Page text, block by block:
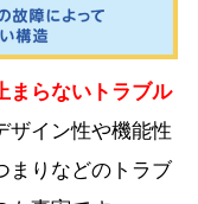
まらないトラブル
ザイン性や機能性
まりなどのトラブ